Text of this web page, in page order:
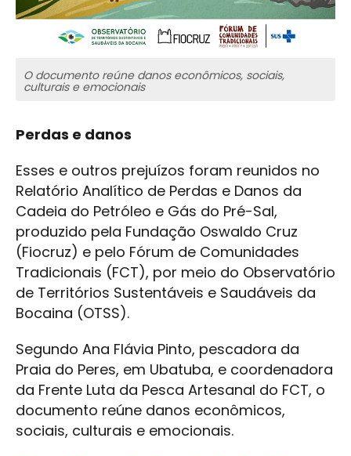
O documento reúne danos econômicos, sociais,
culturais e emocionais
Perdas e danos
Esses e outros prejuízos foram reunidos no
Relatório Analítico de Perdas e Danos da
Cadeia do Petróleo e Gás do Pré-Sal,
produzido pela Fundação Oswaldo Cruz
(Fiocruz) e pelo Fórum de Comunidades
Tradicionais (FCT), por meio do Observatório
de Territórios Sustentáveis e Saudáveis da
Bocaina (OTSS).
Segundo Ana Flávia Pinto, pescadora da
Praia do Peres, em Ubatuba, e coordenadora
da Frente Luta da Pesca Artesanal do FCT, o
documento reúne danos econômicos,
sociais, culturais e emocionais.